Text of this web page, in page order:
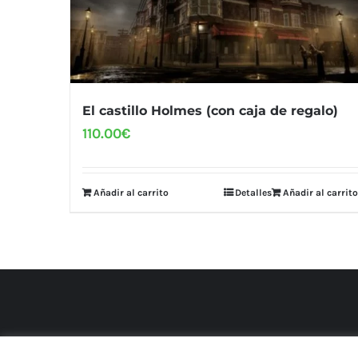
El castillo Holmes (con caja de regalo)
110.00€
Añadir al carrito Añadir al carrito
Detalles